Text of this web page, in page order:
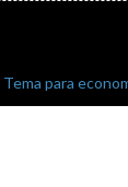
Tema para